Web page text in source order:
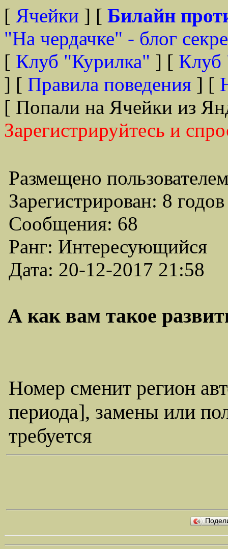
[ Ячейки ] [ Билайн
"На чердачке" - блог
[ Клуб "Курилка" ] [ Клуб
] [ Правила поведения ] [
[ Попали на Ячейки из
Зарегистрируйтесь и
Размещено
Зарегистрирован: 8
Сообщения: 68
Ранг: Интересующийся
Дата: 20-12-2017 21:58
А как вам такое
Номер сменит регион
периода], замены или
требуется